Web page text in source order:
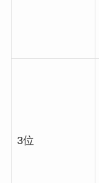
3位